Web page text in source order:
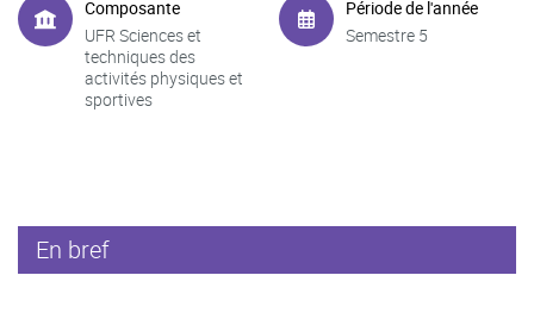
Composante
UFR Sciences et
techniques des
activités physiques et
sportives
Période de l'année
Semestre 5
En bref